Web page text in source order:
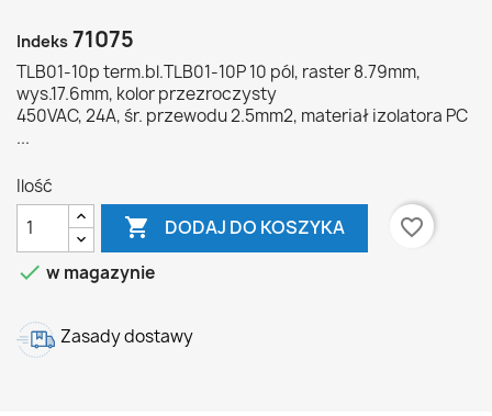
Indeks 71075
TLB01-10p term.bl.TLB01-10P 10 pól, raster 8.79mm,
wys.17.6mm, kolor przezroczysty
450VAC, 24A, śr. przewodu 2.5mm2, materiał izolatora PC
...
Ilość
 DODAJ DO KOSZYKA
favorite_border
 w magazynie
Zasady dostawy